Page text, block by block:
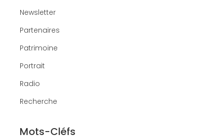
Newsletter
Partenaires
Patrimoine
Portrait
Radio
Recherche
Mots-Cléfs